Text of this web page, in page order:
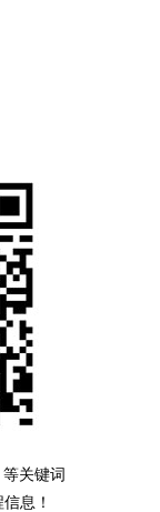
等关键词
息！